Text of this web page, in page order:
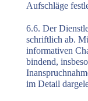
Aufschläge
6.6. Der
schriftlich ab.
informativen
bindend,
im Detail